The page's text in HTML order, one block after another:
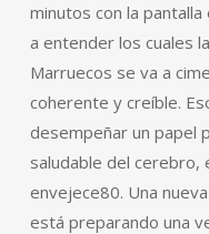
minutos con la
a entender los cuales
Marruecos se va a
coherente y creíble.
desempeñar un papel
saludable del cerebro,
envejece80. Una
está preparando una